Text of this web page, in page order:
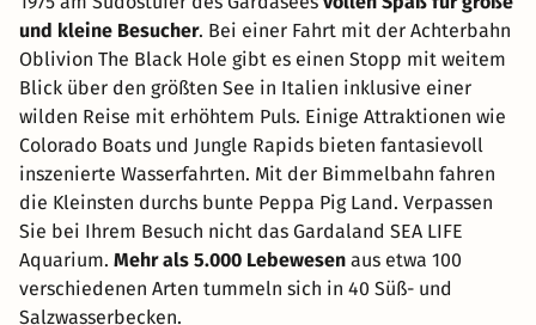
und kleine Besucher. Bei einer Fahrt mit der Achterbahn
Oblivion The Black Hole gibt es einen Stopp mit weitem
Blick über den größten See in Italien inklusive einer
wilden Reise mit erhöhtem Puls. Einige Attraktionen wie
Colorado Boats und Jungle Rapids bieten fantasievoll
inszenierte Wasserfahrten. Mit der Bimmelbahn fahren
die Kleinsten durchs bunte Peppa Pig Land. Verpassen
Sie bei Ihrem Besuch nicht das Gardaland SEA LIFE
Aquarium. Mehr als 5.000 Lebewesen aus etwa 100
verschiedenen Arten tummeln sich in 40 Süß- und
Salzwasserbecken.